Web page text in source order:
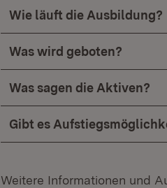
Wie läuft die Ausbildung?
Was wird geboten?
Was sagen die Aktiven?
Gibt es
Weitere Informationen und